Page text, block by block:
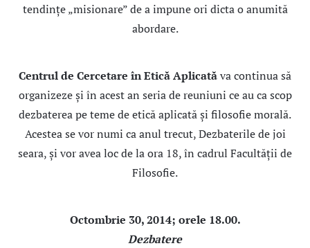
tendințe „misionare” de a impune ori dicta o anumită
abordare.
Centrul de Cercetare în Etică Aplicatăva continua să
organizeze şi în acest an seria de reuniuni ce au ca scop
dezbaterea pe teme de etică aplicată şi filosofie morală.
Acestea se vor numi ca anul trecut, Dezbaterile de joi
seara, și vor avea loc de la ora 18, în cadrul Facultății de
Filosofie.
Octombrie 30, 2014; orele 18.00.
Dezbatere